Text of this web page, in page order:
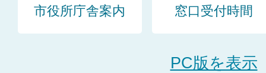
市役所庁舎案内 窓口受付時間
PC版を表示